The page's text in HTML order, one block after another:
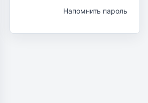
Напомнить пароль